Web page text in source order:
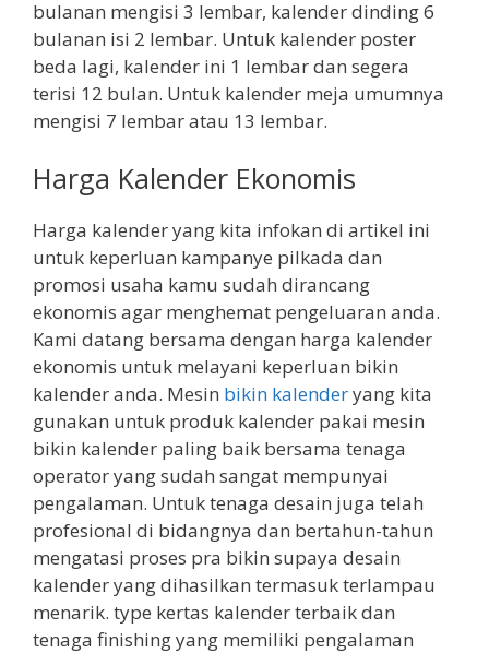
bulanan mengisi 3 lembar, kalender dinding 6
bulanan isi 2 lembar. Untuk kalender poster
beda lagi, kalender ini 1 lembar dan segera
terisi 12 bulan. Untuk kalender meja umumnya
mengisi 7 lembar atau 13 lembar.
Harga Kalender Ekonomis
Harga kalender yang kita infokan di artikel ini
untuk keperluan kampanye pilkada dan
promosi usaha kamu sudah dirancang
ekonomis agar menghemat pengeluaran anda.
Kami datang bersama dengan harga kalender
ekonomis untuk melayani keperluan bikin
kalender anda. Mesin bikin kalenderyang kita
gunakan untuk produk kalender pakai mesin
bikin kalender paling baik bersama tenaga
operator yang sudah sangat mempunyai
pengalaman. Untuk tenaga desain juga telah
profesional di bidangnya dan bertahun-tahun
mengatasi proses pra bikin supaya desain
kalender yang dihasilkan termasuk terlampau
menarik. type kertas kalender terbaik dan
tenaga finishing yang memiliki pengalaman